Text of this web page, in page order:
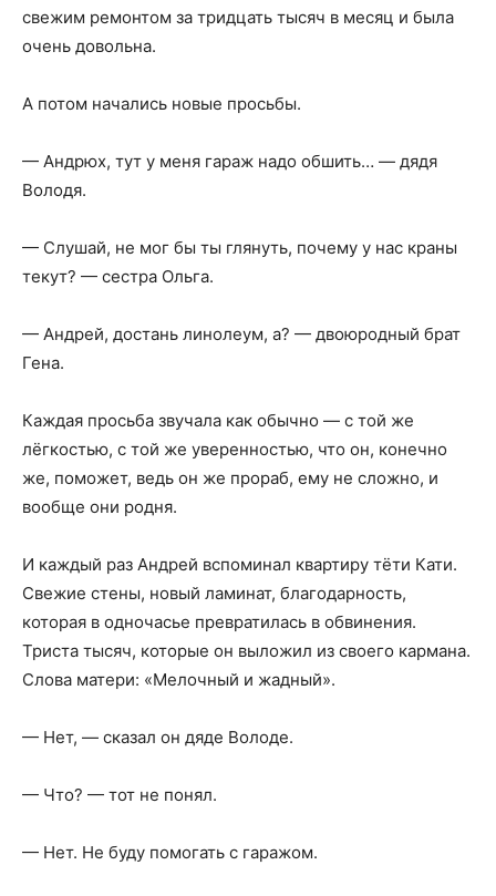
свежим ремонтом за тридцать тысяч в месяц и была
очень довольна.
А потом начались новые просьбы.
— Андрюх, тут у меня гараж надо обшить… — дядя
Володя.
— Слушай, не мог бы ты глянуть, почему у нас краны
текут? — сестра Ольга.
— Андрей, достань линолеум, а? — двоюродный брат
Гена.
Каждая просьба звучала как обычно — с той же
лёгкостью, с той же уверенностью, что он, конечно
же, поможет, ведь он же прораб, ему не сложно, и
вообще они родня.
И каждый раз Андрей вспоминал квартиру тёти Кати.
Свежие стены, новый ламинат, благодарность,
которая в одночасье превратилась в обвинения.
Триста тысяч, которые он выложил из своего кармана.
Слова матери: «Мелочный и жадный».
— Нет, — сказал он дяде Володе.
— Что? — тот не понял.
— Нет. Не буду помогать с гаражом.